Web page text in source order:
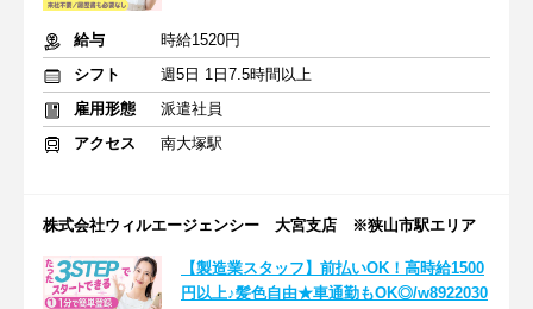
給与
時給1520円
シフト
週5日 1日7.5時間以上
雇用形態
派遣社員
アクセス
南大塚駅
株式会社ウィルエージェンシー 大宮支店 ※狭山市駅エリア
【製造業スタッフ】前払いOK！高時給1500
円以上♪髪色自由★車通勤もOK◎/w8922030